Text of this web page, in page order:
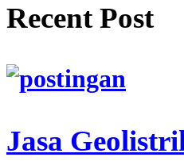
Recent Post
Jasa